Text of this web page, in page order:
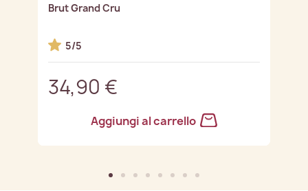
Brut Grand Cru
5/5
34,90 €
Aggiungi al carrello